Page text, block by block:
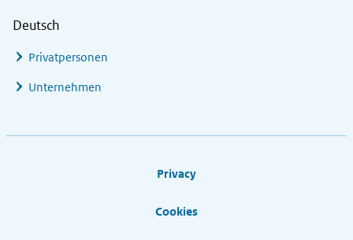
Deutsch
Privatpersonen
Unternehmen
Privacy
Cookies